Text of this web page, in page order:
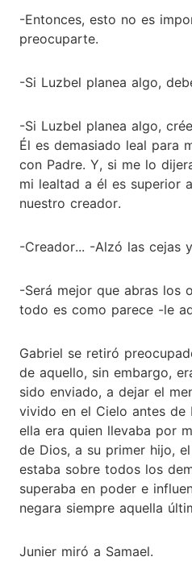
-Entonces, esto no es
preocuparte.
-Si Luzbel planea algo,
-Si Luzbel planea algo,
Él es demasiado leal para
con Padre. Y, si me lo
mi lealtad a él es superior
nuestro creador.
-Creador... -Alzó las cejas
-Será mejor que abras los
todo es como parece -le
Gabriel se retiró
de aquello, sin embargo,
sido enviado, a dejar el
vivido en el Cielo antes de
ella era quien llevaba por
de Dios, a su primer hijo,
estaba sobre todos los
superaba en poder e
negara siempre aquella
Junier miró a Samael.